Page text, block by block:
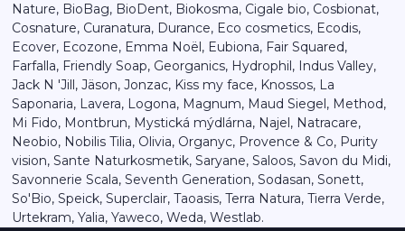
Nature, BioBag, BioDent, Biokosma, Cigale bio, Cosbionat,
Cosnature, Curanatura, Durance, Eco cosmetics, Ecodis,
Ecover, Ecozone, Emma Noël, Eubiona, Fair Squared,
Farfalla, Friendly Soap, Georganics, Hydrophil, Indus Valley,
Jack N 'Jill, Jäson, Jonzac, Kiss my face, Knossos, La
Saponaria, Lavera, Logona, Magnum, Maud Siegel, Method,
Mi Fido, Montbrun, Mystická mýdlárna, Najel, Natracare,
Neobio, Nobilis Tilia, Olivia, Organyc, Provence & Co, Purity
vision, Sante Naturkosmetik, Saryane, Saloos, Savon du Midi,
Savonnerie Scala, Seventh Generation, Sodasan, Sonett,
So'Bio, Speick, Superclair, Taoasis, Terra Natura, Tierra Verde,
Urtekram, Yalia, Yaweco, Weda, Westlab.